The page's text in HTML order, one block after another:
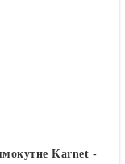
Karnet -